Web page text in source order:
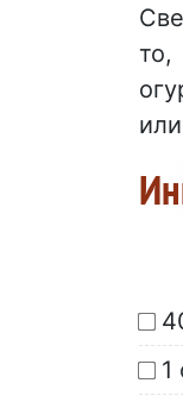
то,
1